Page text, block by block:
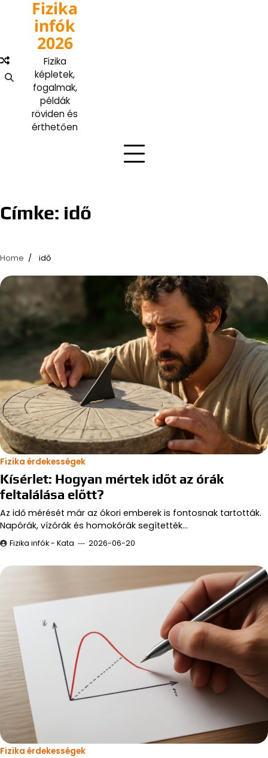
content
Fizika
infók
2026
Fizika
képletek,
fogalmak,
példák
röviden és
érthetően
Címke: idő
Home idő
Fizika érdekességek
Kísérlet: Hogyan mértek időt az órák
feltalálása előtt?
Az idő mérését már az ókori emberek is fontosnak tartották.
Napórák, vízórák és homokórák segítették…
Fizika infók - Kata 2026-06-20
Fizika érdekességek